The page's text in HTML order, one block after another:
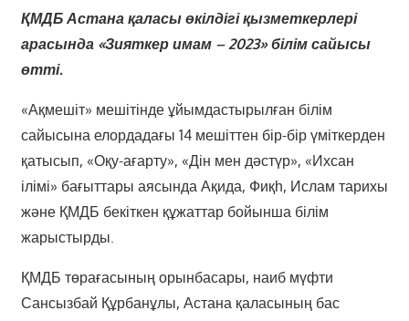
ҚМДБ Астана қаласы өкілдігі қызметкерлері
арасында «Зияткер имам – 2023» білім сайысы
өтті.
«Ақмешіт» мешітінде ұйымдастырылған білім
сайысына елордадағы 14 мешіттен бір-бір үміткерден
қатысып, «Оқу-ағарту», «Дін мен дәстүр», «Ихсан
ілімі» бағыттары аясында Ақида, Фиқһ, Ислам тарихы
және ҚМДБ бекіткен құжаттар бойынша білім
жарыстырды.
ҚМДБ төрағасының орынбасары, наиб мүфти
Сансызбай Құрбанұлы, Астана қаласының бас